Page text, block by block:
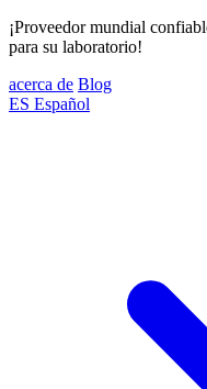
¡Proveedor mundial
para su laboratorio!
acerca de Blog
ES Español